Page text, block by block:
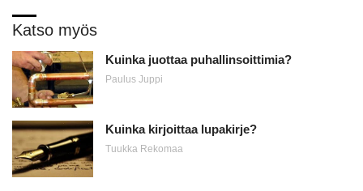
Katso myös
Kuinka juottaa puhallinsoittimia?
Paulus Juppi
Kuinka kirjoittaa lupakirje?
Tuukka Rekomaa